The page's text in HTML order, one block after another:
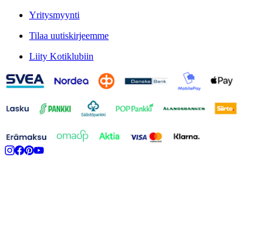
Yritysmyynti
Tilaa uutiskirjeemme
Liity Kotiklubiin